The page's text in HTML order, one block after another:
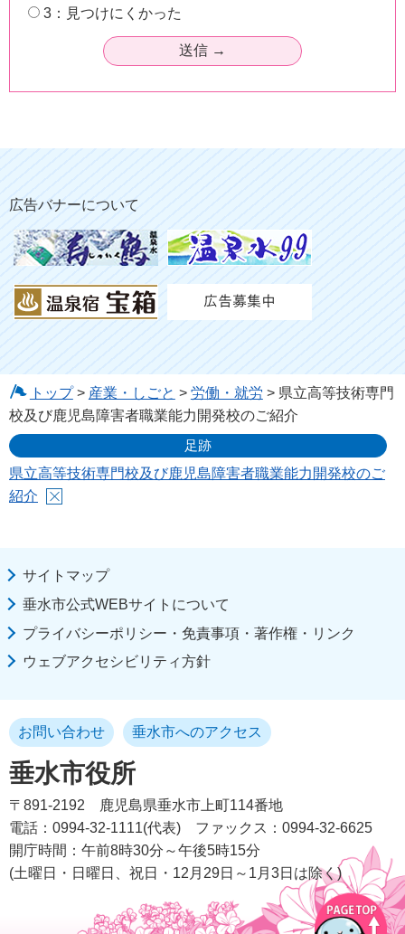
3：見つけにくかった
広告バナーについて
トップ> 産業・しごと > 労働・就労 > 県立高等技術専門
校及び鹿児島障害者職業能力開発校のご紹介
足跡
県立高等技術専門校及び鹿児島障害者職業能力開発校のご
紹介
サイトマップ
垂水市公式WEBサイトについて
プライバシーポリシー・免責事項・著作権・リンク
ウェブアクセシビリティ方針
垂水市役所
お問い合わせ 垂水市へのアクセス
〒891-2192
鹿児島県垂水市上町114番地
電話：0994-32-1111(代表)
ファックス：0994-32-6625
開庁時間：午前8時30分～午後5時15分
(土曜日・日曜日、祝日・12月29日～1月3日は除く)